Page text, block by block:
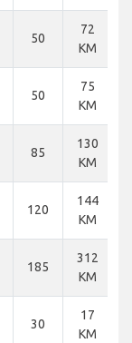
50
72
KM
50
75
KM
85
130
KM
120
144
KM
185
312
KM
30
17
KM